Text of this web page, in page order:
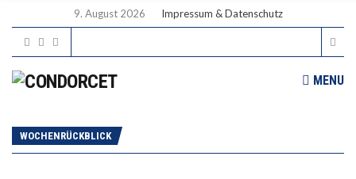
9. August 2026 Impressum & Datenschutz
MENU
WOCHENRÜCKBLICK